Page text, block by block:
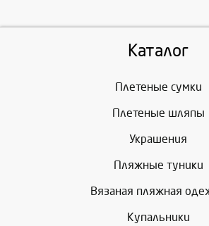
Каталог
Плетеные сумки
Плетеные шляпы
Украшения
Пляжные туники
Вязаная пляжная
Купальники